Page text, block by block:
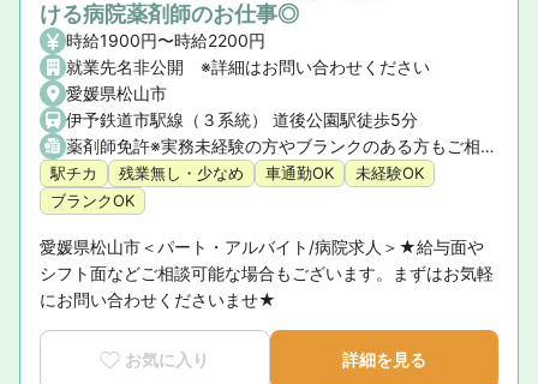
ける病院薬剤師のお仕事◎
時給1900円〜時給2200円
就業先名非公開 ※詳細はお問い合わせください
愛媛県松山市
伊予鉄道市駅線（３系統） 道後公園駅徒歩5分
薬剤師免許※実務未経験の方やブランクのある方もご相談ください。
駅チカ 残業無し・少なめ 車通勤OK
未経験OK
ブランクOK
愛媛県松山市＜パート・アルバイト/病院求人＞★給与面や
シフト面などご相談可能な場合もございます。まずはお気軽
にお問い合わせくださいませ★
お気に入り 詳細を見る